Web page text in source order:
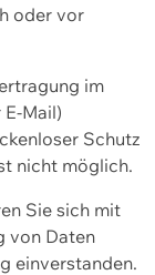
oder vor
im
Mail)
Schutz
nicht möglich.
Sie sich mit
von Daten
einverstanden.